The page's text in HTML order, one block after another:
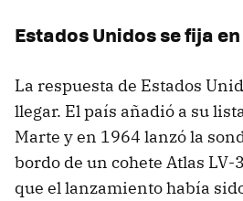
Estados Unidos se fija
La respuesta de Estados
llegar. El país añadió a su
Marte y en 1964 lanzó la
bordo de un cohete Atlas LV-
que el lanzamiento había